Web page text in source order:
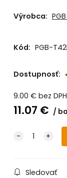
Výrobca:
Kód: PGB-
Dostupnosť:
9.00 € bez DPH
11.07 €
Sledovať